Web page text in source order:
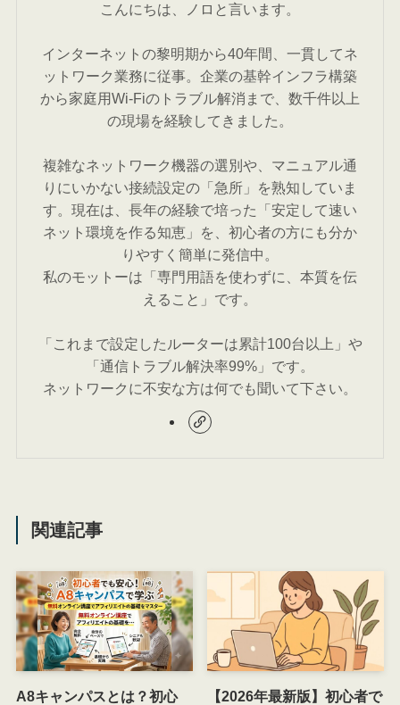
こんにちは、ノロと言います。
インターネットの黎明期から40年間、一貫してネ
ットワーク業務に従事。企業の基幹インフラ構築
から家庭用Wi-Fiのトラブル解消まで、数千件以上
の現場を経験してきました。
複雑なネットワーク機器の選別や、マニュアル通
りにいかない接続設定の「急所」を熟知していま
す。現在は、長年の経験で培った「安定して速い
ネット環境を作る知恵」を、初心者の方にも分か
りやすく簡単に発信中。
私のモットーは「専門用語を使わずに、本質を伝
えること」です。
「これまで設定したルーターは累計100台以上」や
「通信トラブル解決率99%」です。
ネットワークに不安な方は何でも聞いて下さい。
関連記事
A8キャンパスとは？初心
【2026年最新版】初心者で